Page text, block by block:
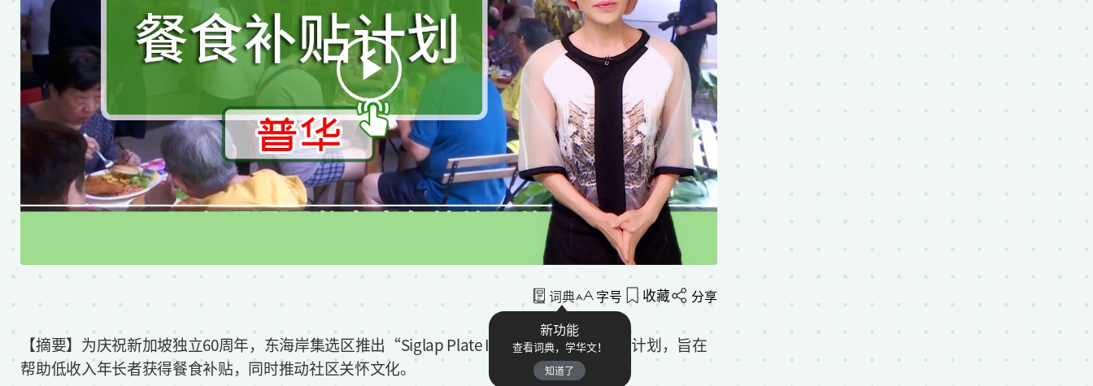
词典
新功能
查看词典，学华文！
知道了
字号 收藏 分享
【摘要】为庆祝新加坡独立60周年，东海岸集选区推出“Siglap Plate It Forward”餐食援助计划，旨在
帮助低收入年长者获得餐食补贴，同时推动社区关怀文化。